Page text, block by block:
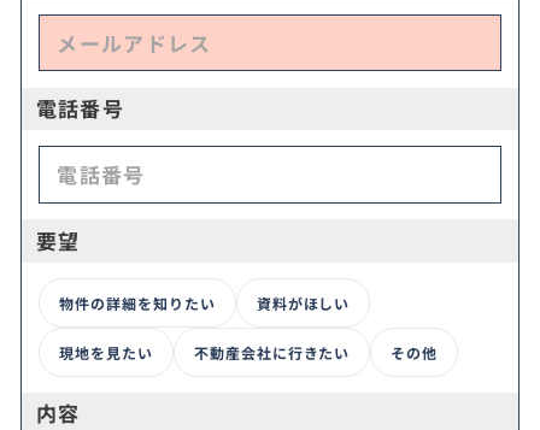
電話番号
要望
物件の詳細を知りたい 資料がほしい
現地を見たい 不動産会社に行きたい その他
内容